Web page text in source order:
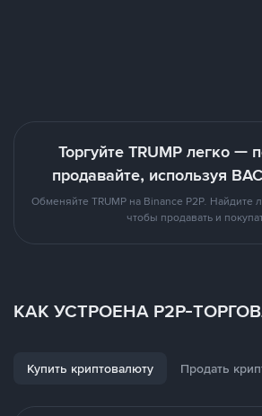
Торгуйте TRUMP легко —
продавайте, используя
Обменяйте TRUMP на Binance P2P.
чтобы продавать и
КАК УСТРОЕНА P2P-
Купить криптовалюту Продать